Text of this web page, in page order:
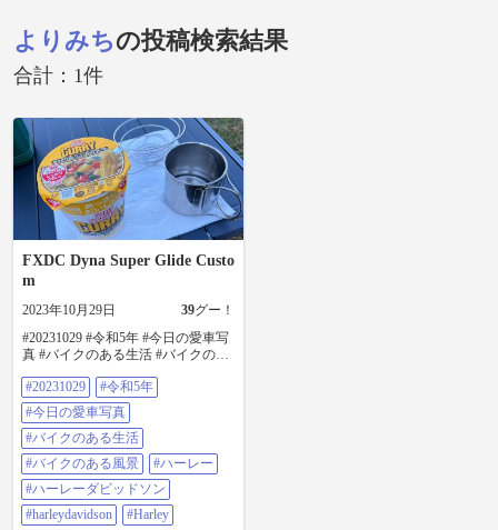
よりみちの投稿検索結果
合計：1件
FXDC Dyna Super Glide Custo
m
2023年10月29日 39グー！
#20231029 #令和5年 #今日の愛車写
真 #バイクのある生活 #バイクのあ
ドソン #harleydavidson #harley #fxdc
#ダイナスーパーグライドカスタム
#キャンツー #キャンプツーリング
#串本 #2日目 #ひとりキャンプ #キ
ャンプ場 #湯の峰温泉 #御浜町 #焼
きまんじゅう #よりみち #はつこ食
堂 #唐揚げ定食 #ハーレー好きな人
と繋がりたい #ハーレーのある生活
#ハーレーのある風景 #ツーリング
#20231029
#令和5年
#今日の愛車写真
#バイクのある生活
#バイクのある風景
#ハーレー
#ハーレーダビッドソン
#harleydavidson
#Harley